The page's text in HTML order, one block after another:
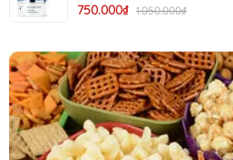
750.000₫ 1.050.000₫